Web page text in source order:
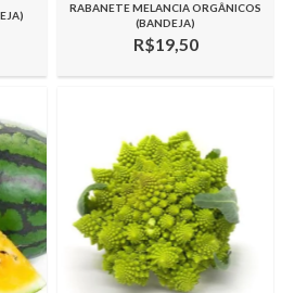
RABANETE MELANCIA ORGÂNICOS
(BANDEJA)
R$19,50